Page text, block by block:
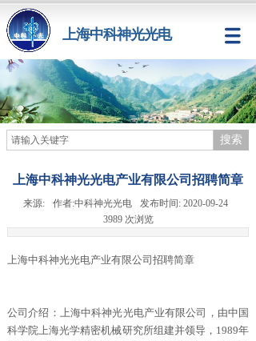
上海中科神光光电
搜索
上海中科神光光电产业有限公司招聘简章
来源: 作者:中科神光光电 发布时间: 2020-09-24
3989 次浏览
上海中科神光光电产业有限公司招聘简章
公司介绍：上海中科神光光电产业有限公司，由中国
科学院上海光学精密机械研究所组建并领导，1989年